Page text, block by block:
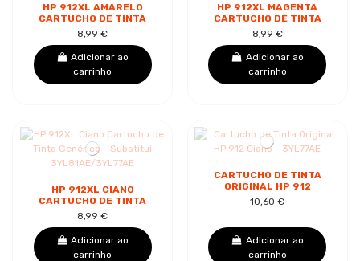
HP 912XL AMARELO
CARTUCHO DE TINTA
GENÉRICO -
SUBSTITUI
3YL83AE/3YL79AE
8,99 €
Adicionar ao
carrinho
HP 912XL MAGENTA
CARTUCHO DE TINTA
GENÉRICO -
SUBSTITUI
3YL82AE/3YL78AE
8,99 €
Adicionar ao
carrinho
HP 912XL CIANO
CARTUCHO DE TINTA
GENÉRICO -
SUBSTITUI
3YL81AE/3YL77AE
8,99 €
Adicionar ao
carrinho
CARTUCHO DE TINTA
ORIGINAL HP 912
CIANO - 3YL77AE
10,60 €
Adicionar ao
carrinho